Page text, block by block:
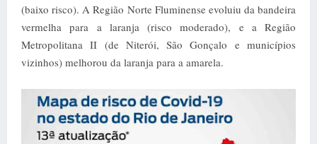
(baixo risco). A Região Norte Fluminense evoluiu da bandeira
vermelha para a laranja (risco moderado), e a Região
Metropolitana II (de Niterói, São Gonçalo e municípios
vizinhos) melhorou da laranja para a amarela.